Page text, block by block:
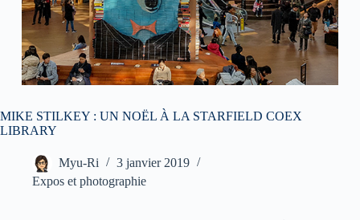
MIKE STILKEY : UN NOËL À LA STARFIELD COEX
LIBRARY
Myu-Ri
3 janvier 2019
Expos et photographie